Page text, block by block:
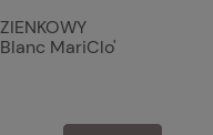
Blanc MariClo'